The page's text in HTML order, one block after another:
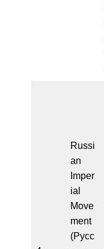
Russi
an
Imper
ial
Move
ment
(Русс